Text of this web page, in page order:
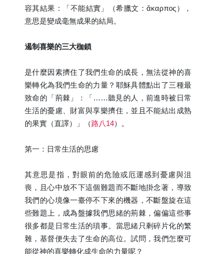
容其結果：「不能結實」（希臘文：ἄκαρπος），
意思是變成毫無成果的結局。
遏制喜樂的三大枷鎖
是什麼因素擠住了我們生命的成長，無法從神的喜
樂轉化為我們生命的力量？耶穌具體點出了三種最
致命的「荊棘」：「……聽見的人，前進時被日常
生活的憂慮、財富與享樂擠住，並且不能結出成熟
的果實（直譯）」（路八14）。
第一：日常生活的思慮
其意思是指，對眼前的危險或厄運感到憂慮與沮
喪，且心中放不下這個難題而不斷地掛念著，導致
我們的心境像一臺停不下來的機器，不斷盤旋在這
些難題上，成為盤據我們思緒的荊棘，偏偏這些事
很多都是日常生活的瑣事。當思緒只剩碎片化的繁
雜，基督便失去了生命的高位。試問，我們怎麼可
能從神的喜樂轉化成生命的力量呢？